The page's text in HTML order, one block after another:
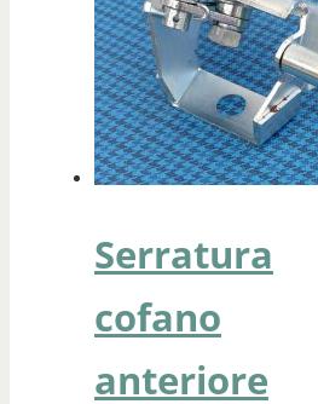
Serratura
cofano
anteriore